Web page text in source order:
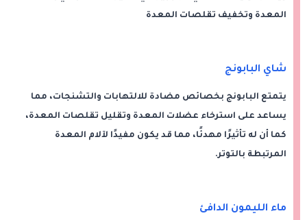
المعدة وتخفيف تقلصات المعدة
شاي البابونج
يتمتع البابونج بخصائص مضادة للالتهابات والتشنجات، مما
يساعد على استرخاء عضلات المعدة وتقليل تقلصات المعدة،
كما أن له تأثيرًا مهدئًا، مما قد يكون مفيدًا لآلام المعدة
المرتبطة بالتوتر.
ماء الليمون الدافئ